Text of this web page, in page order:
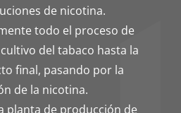
de nicotina.
todo el proceso de
del tabaco hasta la
final, pasando por la
de la nicotina.
planta de producción de